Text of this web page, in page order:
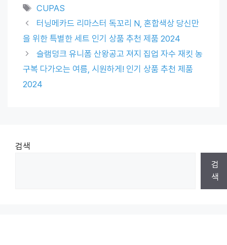
Tags
CUPAS
터닝메카드 리마스터 독꼬리 N, 혼합색상 당신만
을 위한 특별한 세트 인기 상품 추천 제품 2024
슬램덩크 유니폼 산왕공고 져지 집업 자수 재킷 농
구복 다가오는 여름, 시원하게! 인기 상품 추천 제품
2024
검색
검
색